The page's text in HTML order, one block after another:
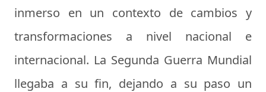
inmerso en un contexto de cambios y
transformaciones a nivel nacional e
internacional. La Segunda Guerra Mundial
llegaba a su fin, dejando a su paso un